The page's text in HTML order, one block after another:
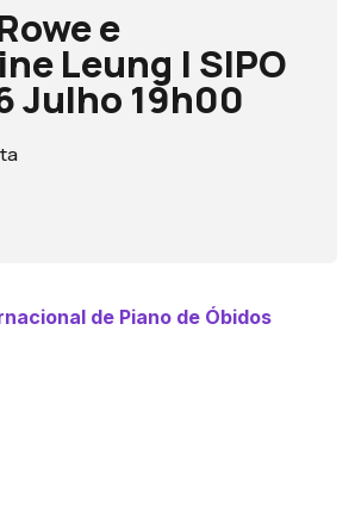
e
Leung | SIPO
Julho 19h00
de Piano de Óbidos